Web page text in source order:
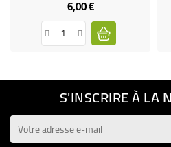
6,00 €Prix
S'INSCRIRE À LA